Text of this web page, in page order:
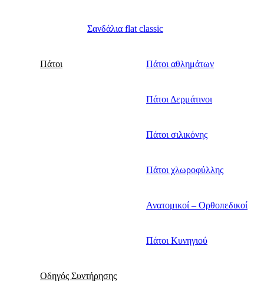
Σανδάλια flat classic
Πάτοι Πάτοι αθλημάτων
Πάτοι Δερμάτινοι
Πάτοι σιλικόνης
Πάτοι χλωροφύλλης
Ανατομικοί – Ορθοπεδικοί
Πάτοι Κυνηγιού
Οδηγός Συντήρησης